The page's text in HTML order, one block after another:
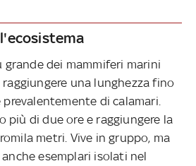
grande dei mammiferi marini
una lunghezza fino
di calamari.
più di due ore e raggiungere la
metri. Vive in gruppo, ma
esemplari isolati nel